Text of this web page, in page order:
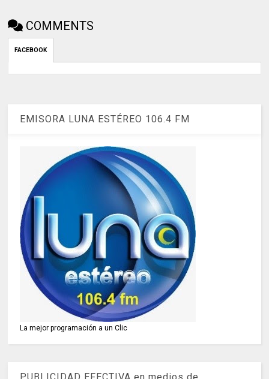
COMMENTS
FACEBOOK
EMISORA LUNA ESTÉREO 106.4 FM
La mejor programación a un Clic